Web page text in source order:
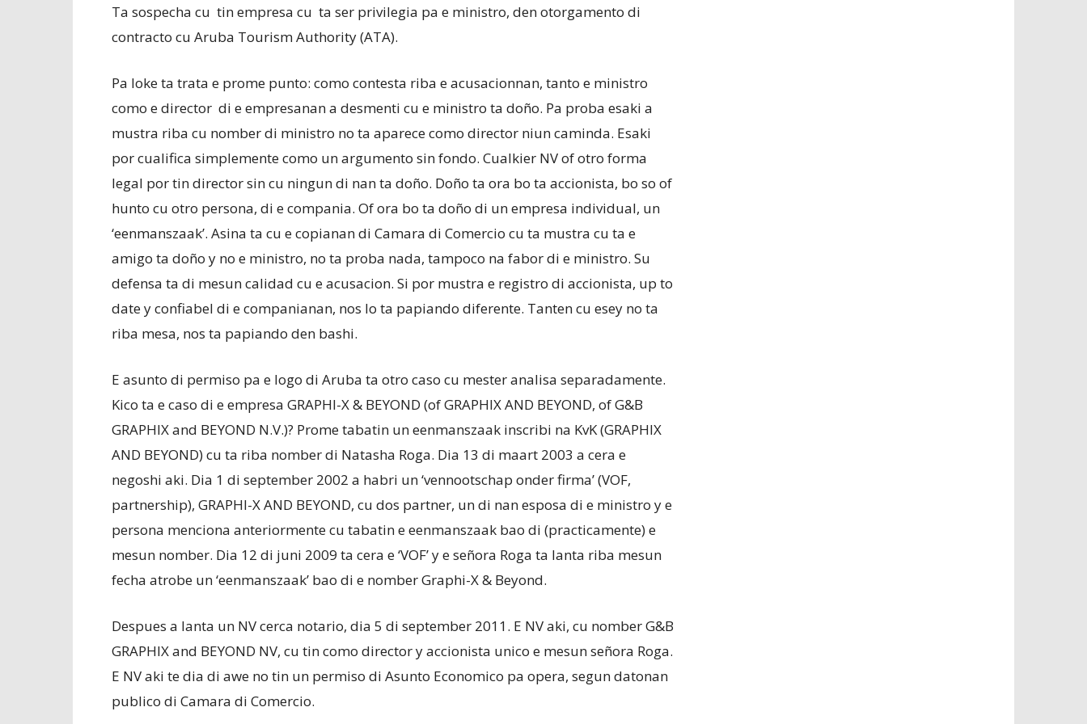
Ta sospecha cu tin empresa cu ta ser privilegia pa e ministro, den otorgamento di
contracto cu Aruba Tourism Authority (ATA).
Pa loke ta trata e prome punto: como contesta riba e acusacionnan, tanto e ministro
como e director di e empresanan a desmenti cu e ministro ta doño. Pa proba esaki a
mustra riba cu nomber di ministro no ta aparece como director niun caminda. Esaki
por cualifica simplemente como un argumento sin fondo. Cualkier NV of otro forma
legal por tin director sin cu ningun di nan ta doño. Doño ta ora bo ta accionista, bo so of
hunto cu otro persona, di e compania. Of ora bo ta doño di un empresa individual, un
‘eenmanszaak’. Asina ta cu e copianan di Camara di Comercio cu ta mustra cu ta e
amigo ta doño y no e ministro, no ta proba nada, tampoco na fabor di e ministro. Su
defensa ta di mesun calidad cu e acusacion. Si por mustra e registro di accionista, up to
date y confiabel di e companianan, nos lo ta papiando diferente. Tanten cu esey no ta
riba mesa, nos ta papiando den bashi.
E asunto di permiso pa e logo di Aruba ta otro caso cu mester analisa separadamente.
Kico ta e caso di e empresa GRAPHI-X & BEYOND (of GRAPHIX AND BEYOND, of G&B
GRAPHIX and BEYOND N.V.)? Prome tabatin un eenmanszaak inscribi na KvK (GRAPHIX
AND BEYOND) cu ta riba nomber di Natasha Roga. Dia 13 di maart 2003 a cera e
negoshi aki. Dia 1 di september 2002 a habri un ‘vennootschap onder firma’ (VOF,
partnership), GRAPHI-X AND BEYOND, cu dos partner, un di nan esposa di e ministro y e
persona menciona anteriormente cu tabatin e eenmanszaak bao di (practicamente) e
mesun nomber. Dia 12 di juni 2009 ta cera e ‘VOF’ y e señora Roga ta lanta riba mesun
fecha atrobe un ‘eenmanszaak’ bao di e nomber Graphi-X & Beyond.
Despues a lanta un NV cerca notario, dia 5 di september 2011. E NV aki, cu nomber G&B
GRAPHIX and BEYOND NV, cu tin como director y accionista unico e mesun señora Roga.
E NV aki te dia di awe no tin un permiso di Asunto Economico pa opera, segun datonan
publico di Camara di Comercio.